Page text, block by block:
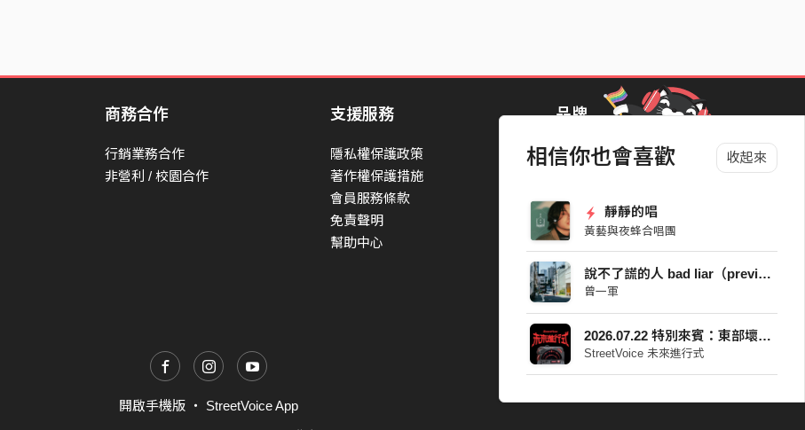
相信你也會喜歡 收起來
靜靜的唱
黃藝與夜蜂合唱團
說不了謊的人 bad liar（preview）
曾一軍
2026.07.22 特別來賓：東部壞男孩
StreetVoice 未來進行式
商務合作
行銷業務合作
非營利 / 校園合作
支援服務
隱私權保護政策
著作權保護措施
會員服務條款
免責聲明
幫助中心
品牌
StreetVoice Awards 街聲音樂獎
Blow 吹音樂
Packer 派歌
SimpleLife 簡單生活節
ParkPark Carnival
一起比 YEAH 吧
開啟手機版 ・ StreetVoice App